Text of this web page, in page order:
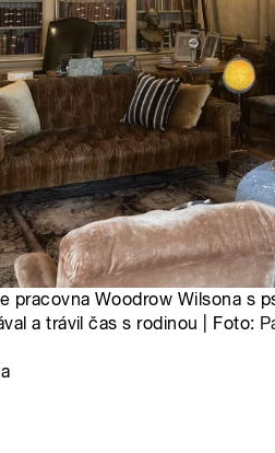
pracovna Woodrow Wilsona s
a trávil čas s rodinou | Foto: